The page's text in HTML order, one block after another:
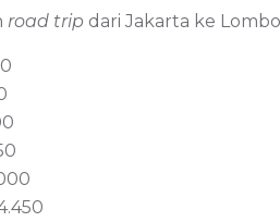
road trip dari Jakarta ke